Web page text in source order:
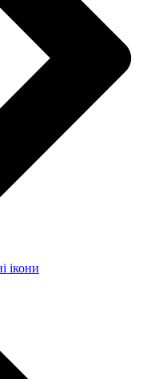
ікони